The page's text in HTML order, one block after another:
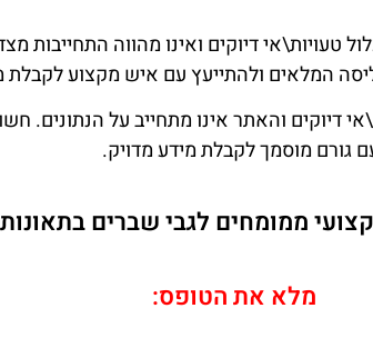
טעויות\אי דיוקים ואינו מהווה התחייבות
המלאים ולהתייעץ עם איש מקצוע לקבלת
דיוקים והאתר אינו מתחייב על הנתונים.
גורם מוסמך לקבלת מידע מדויק.
ממומחים לגבי שברים
מלא את הטופס: